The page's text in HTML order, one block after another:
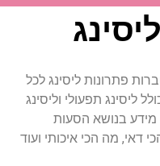
פתרונות ליסינג לכל
ליסינג תפעולי וליסינג
מידע בנושא הסעות
דאי, מה הכי איכותי ועוד